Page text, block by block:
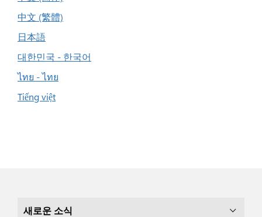
中文 (繁體)
日本語
대한민국 - 한국어
ไทย - ไทย
Tiếng việt
새로운 소식